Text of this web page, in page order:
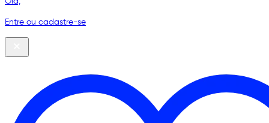
Entre ou cadastre-se